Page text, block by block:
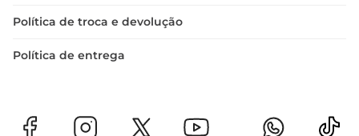
Política de troca e devolução
Política de entrega